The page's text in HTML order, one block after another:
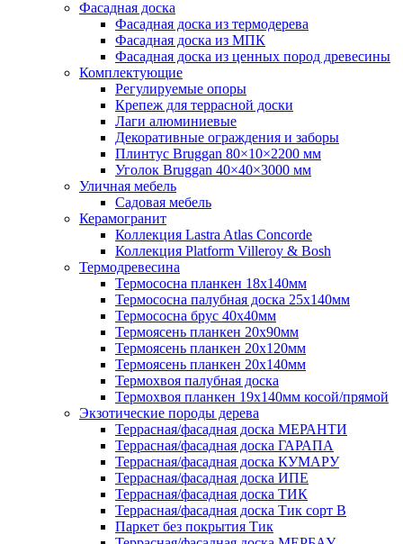
Фасадная доска
Фасадная доска из термодерева
Фасадная доска из МПК
Фасадная доска из ценных пород древесины
Комплектующие
Регулируемые опоры
Крепеж для террасной доски
Лаги алюминиевые
Декоративные ограждения и заборы
Плинтус Bruggan 80×10×2200 мм
Уголок Bruggan 40×40×3000 мм
Уличная мебель
Садовая мебель
Керамогранит
Коллекция Lastra Atlas Concorde
Коллекция Platform Villeroy & Bosh
Термодревесина
Термососна планкен 18х140мм
Термососна палубная доска 25х140мм
Термососна брус 40х40мм
Термоясень планкен 20х90мм
Термоясень планкен 20х120мм
Термоясень планкен 20х140мм
Термохвоя палубная доска
Термохвоя планкен 19х140мм косой/прямой
Экзотические породы дерева
Террасная/фасадная доска МЕРАНТИ
Террасная/фасадная доска ГАРАПА
Террасная/фасадная доска КУМАРУ
Террасная/фасадная доска ИПЕ
Террасная/фасадная доска ТИК
Террасная/фасадная доска Тик сорт В
Паркет без покрытия Тик